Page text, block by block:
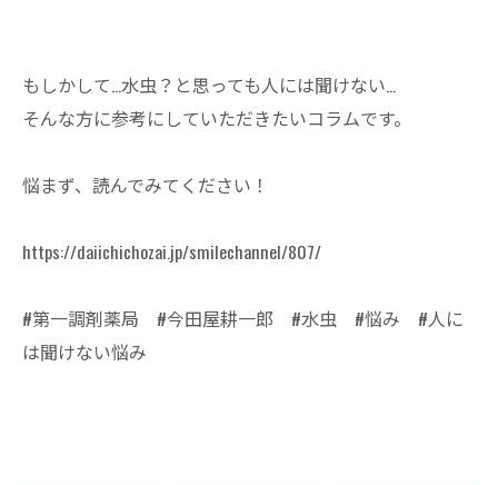
もしかして…水虫？と思っても人には聞けない…
そんな方に参考にしていただきたいコラムです。
悩まず、読んでみてください！
https://daiichichozai.jp/smilechannel/807/
#第一調剤薬局 #今田屋耕一郎 #水虫 #悩み #人に
は聞けない悩み